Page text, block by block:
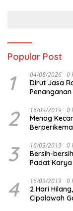
Popular Post
1 04/08/2026 0
Dirut Jasa
Penanganan
2 16/03/2019 0
Menag
3 16/03/2019 0
Bersih-
Padat Karya
4 16/03/2019 0
2 Hari
Cipalawah